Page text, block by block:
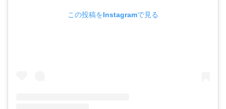
この投稿をInstagramで見る